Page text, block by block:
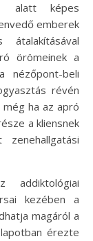
alatt képes
emberek
örömeinek a
nézőpont-beli
révén
ha az apró
a kliensnek
kezében a
magáról a
érezte